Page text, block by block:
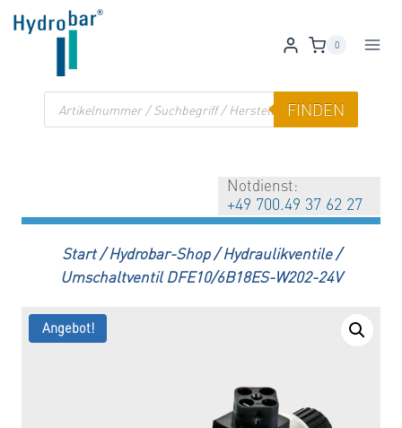
Zum
Inhalt
0
Products
search
FINDEN
Notdienst:
+49 700.49 37 62 27
Start /Hydrobar-Shop /Hydraulikventile /
Umschaltventil DFE10/6B18ES-W202-24V
Angebot!